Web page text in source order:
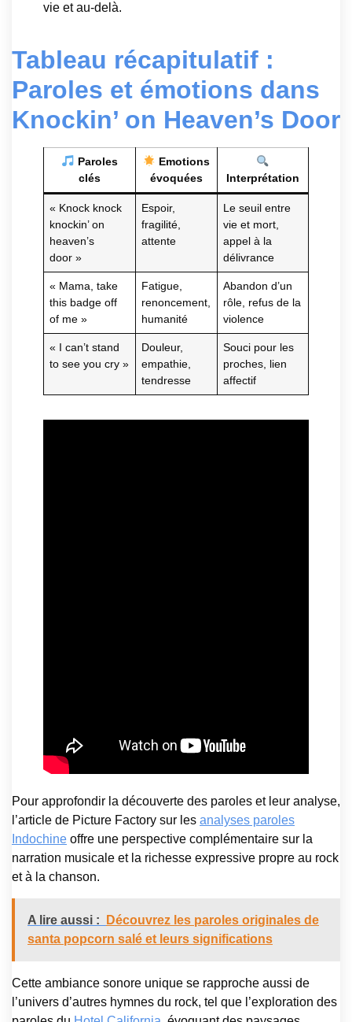
vie et au-delà.
Tableau récapitulatif :
Paroles et émotions dans
Knockin’ on Heaven’s Door
Paroles
clés
Emotions
évoquées
Interprétation
« Knock knock
knockin’ on
heaven’s
door »
Espoir,
fragilité,
attente
Le seuil entre
vie et mort,
appel à la
délivrance
« Mama, take
this badge off
of me »
Fatigue,
renoncement,
humanité
Abandon d’un
rôle, refus de la
violence
« I can’t stand
to see you cry »
Douleur,
empathie,
tendresse
Souci pour les
proches, lien
affectif
Pour approfondir la découverte des paroles et leur analyse,
l’article de Picture Factory sur les analyses paroles
Indochine offre une perspective complémentaire sur la
narration musicale et la richesse expressive propre au rock
et à la chanson.
A lire aussi :
Découvrez les paroles originales de
santa popcorn salé et leurs significations
Cette ambiance sonore unique se rapproche aussi de
l’univers d’autres hymnes du rock, tel que l’exploration des